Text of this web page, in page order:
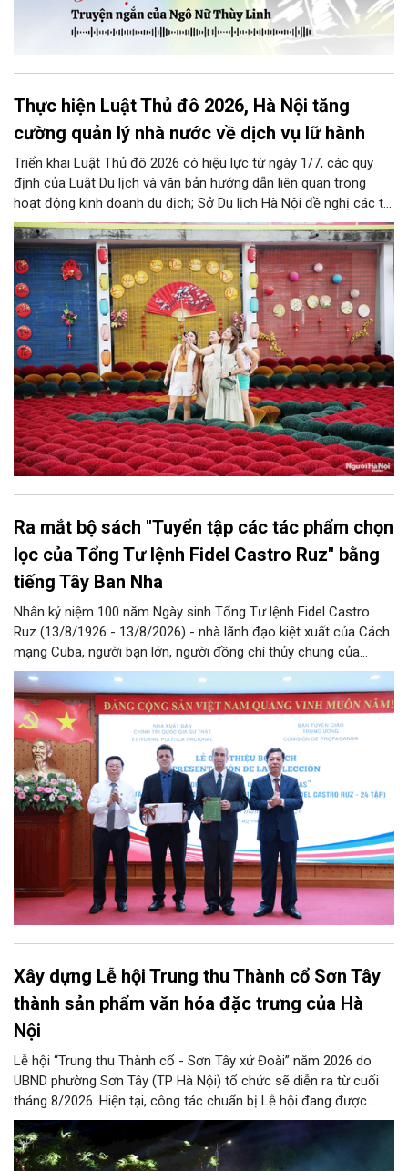
Thực hiện Luật Thủ đô 2026, Hà Nội tăng
cường quản lý nhà nước về dịch vụ lữ hành
Triển khai Luật Thủ đô 2026 có hiệu lực từ ngày 1/7, các quy
định của Luật Du lịch và văn bản hướng dẫn liên quan trong
hoạt động kinh doanh du dịch; Sở Du lịch Hà Nội đề nghị các tổ
chức, đơn vị, doanh nghiệp kinh doanh dịch vụ lữ hành trên địa
bàn thành phố thực hiện một số nội dung quan trọng. Qua đó
góp phần thực hiện thắng lợi các mục tiêu phát triển du lịch Hà
Nội năm 2026 và giai đoạn tiếp theo.
Ra mắt bộ sách "Tuyển tập các tác phẩm chọn
lọc của Tổng Tư lệnh Fidel Castro Ruz" bằng
tiếng Tây Ban Nha
Nhân kỷ niệm 100 năm Ngày sinh Tổng Tư lệnh Fidel Castro
Ruz (13/8/1926 - 13/8/2026) - nhà lãnh đạo kiệt xuất của Cách
mạng Cuba, người bạn lớn, người đồng chí thủy chung của
Đảng, Nhà nước và nhân dân Việt Nam, chiều 5/8, tại Hà Nội,
Nhà xuất bản Chính trị quốc gia Sự thật phối hợp với Ban Tuyên
giáo Trung ương tổ chức Lễ giới thiệu bộ sách “Tuyển tập các
tác phẩm chọn lọc của Tổng Tư lệnh Fidel Castro Ruz” gồm 24
tập bằng tiếng Tây Ban Nha.
Xây dựng Lễ hội Trung thu Thành cổ Sơn Tây
thành sản phẩm văn hóa đặc trưng của Hà
Nội
Lễ hội “Trung thu Thành cổ - Sơn Tây xứ Đoài” năm 2026 do
UBND phường Sơn Tây (TP Hà Nội) tổ chức sẽ diễn ra từ cuối
tháng 8/2026. Hiện tại, công tác chuẩn bị Lễ hội đang được
chính quyền phường Sơn Tây cùng các phòng, ban, ngành, đơn
vị và 25 tổ dân phố khẩn trương triển khai, tạo khí thế sôi nổi,
sẵn sàng mang đến cho Nhân dân và du khách một mùa Trung